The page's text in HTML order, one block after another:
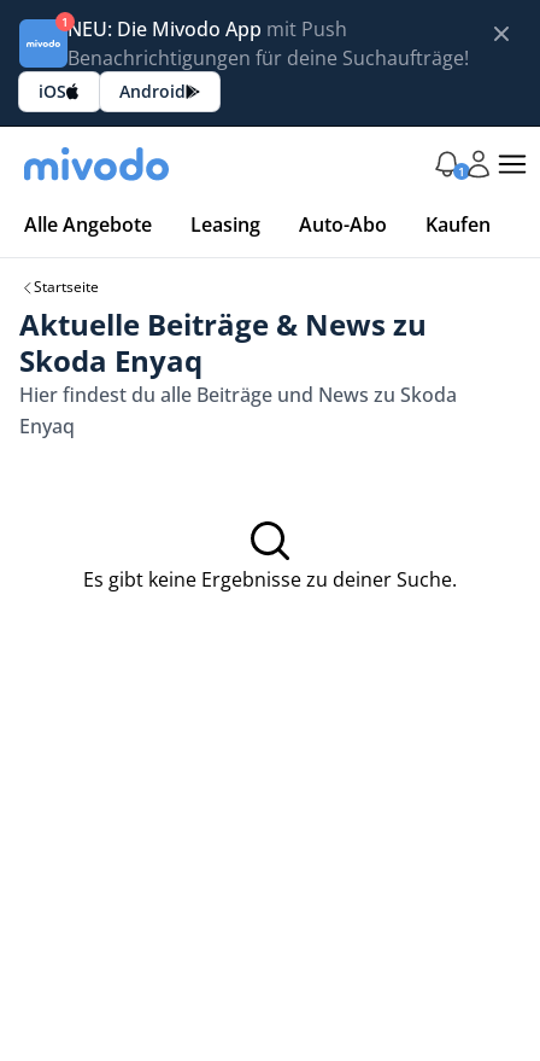
1NEU: Die Mivodo App mit Push
Benachrichtigungen für deine Suchaufträge!
iOS Android
1
Alle Angebote Leasing Auto-Abo Kaufen
Startseite
Aktuelle Beiträge & News zu
Skoda Enyaq
Hier findest du alle Beiträge und News zu Skoda
Enyaq
Es gibt keine Ergebnisse zu deiner Suche.